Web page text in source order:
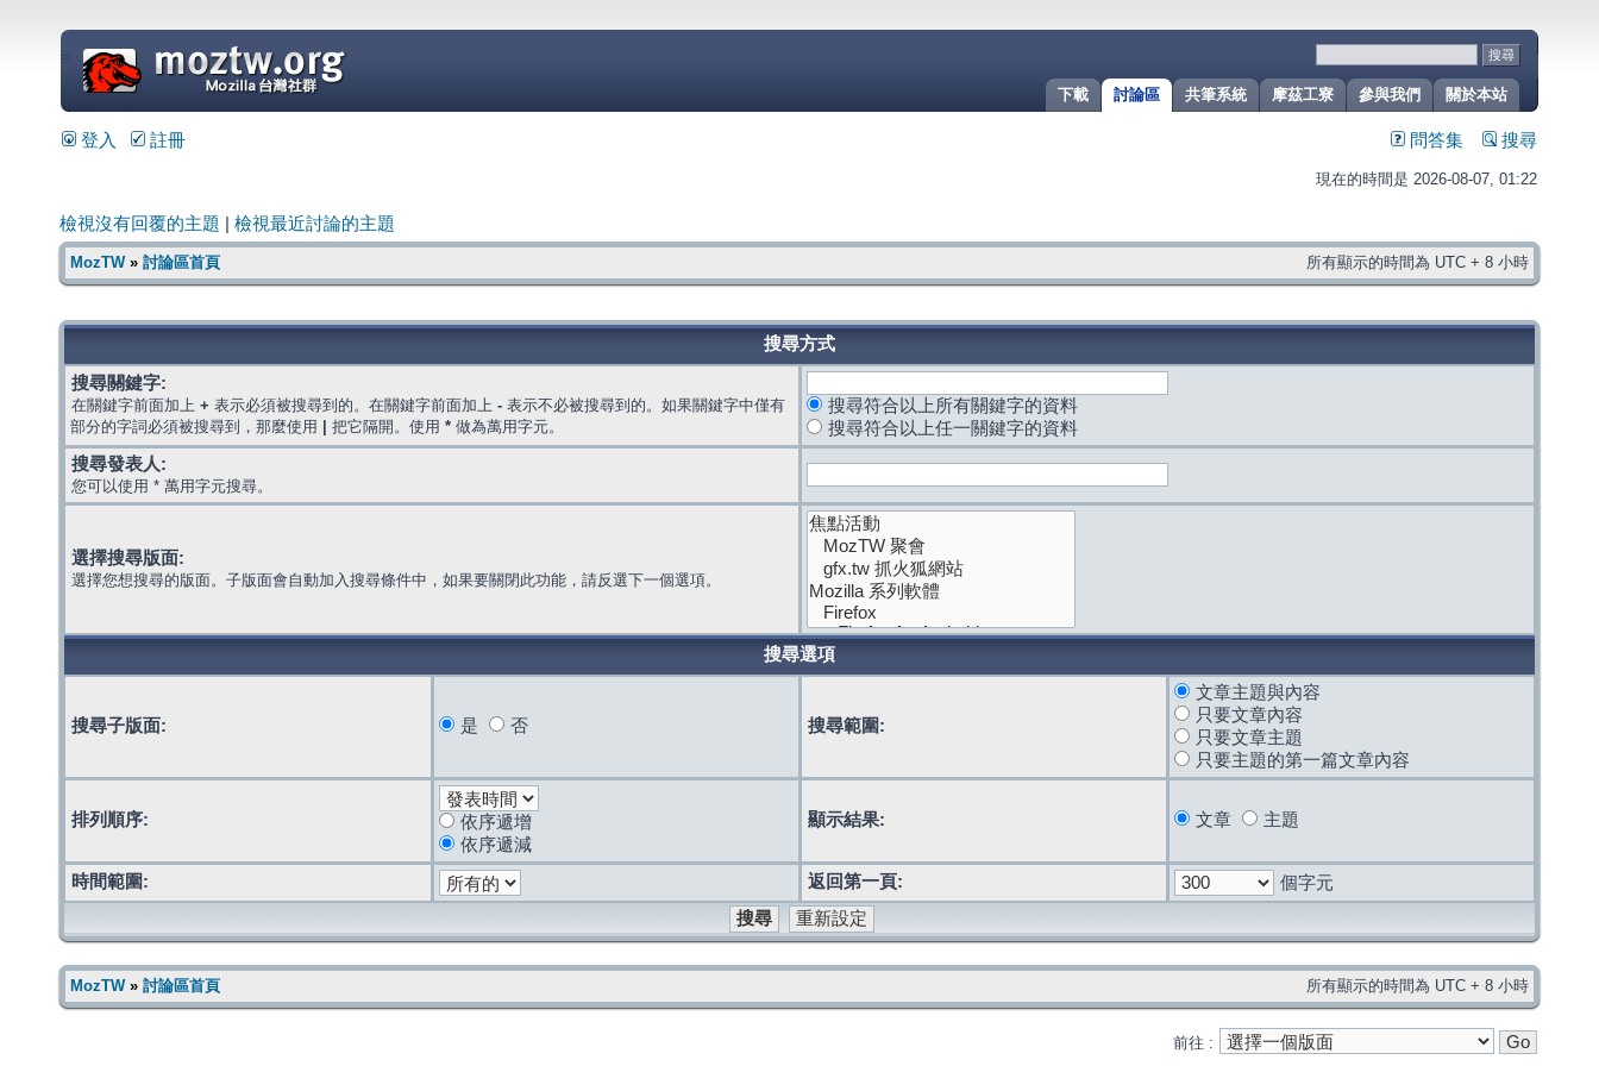
關於本站
參與我們
摩茲工寮
共筆系統
討論區
下載
=
登入 註冊 問答集 搜尋
現在的時間是 2026-08-07, 01:22
檢視沒有回覆的主題 檢視最近討論的主題
MozTW» 討論區首頁 所有顯示的時間為 UTC + 8 小時
搜尋方式
搜尋關鍵字:
在關鍵字前面加上 + 表示必須被搜尋到的。在關鍵字前面加上 - 表示不必被搜尋到的。如果關鍵字中僅有
部分的字詞必須被搜尋到，那麼使用
把它隔開。使用 * 做為萬用字元。
搜尋符合以上所有關鍵字的資料
搜尋符合以上任一關鍵字的資料
搜尋發表人:
您可以使用 * 萬用字元搜尋。
選擇搜尋版面:
選擇您想搜尋的版面。子版面會自動加入搜尋條件中，如果要關閉此功能，請反選下一個選項。
搜尋選項
搜尋子版面: 是 否 搜尋範圍:
文章主題與內容
只要文章內容
只要文章主題
只要主題的第一篇文章內容
排列順序:
依序遞增
依序遞減
顯示結果: 文章 主題
時間範圍: 返回第一頁: 個字元
MozTW» 討論區首頁 所有顯示的時間為 UTC + 8 小時
前往 :